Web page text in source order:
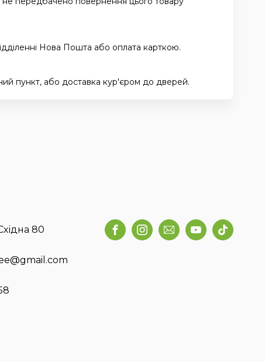
Нова Пошта або оплата карткою.
пункт, або доставка кур'єром до дверей.
80